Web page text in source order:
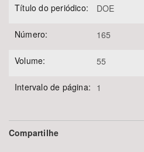
Título do periódico: DOE
Número: 165
Volume: 55
Intervalo de página: 1
Compartilhe